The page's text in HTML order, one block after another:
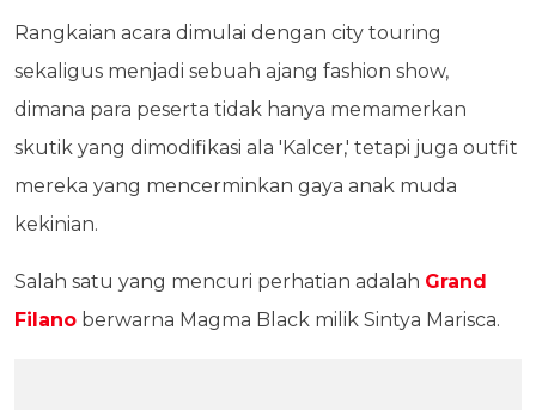
Rangkaian acara dimulai dengan city touring
sekaligus menjadi sebuah ajang fashion show,
dimana para peserta tidak hanya memamerkan
skutik yang dimodifikasi ala 'Kalcer,' tetapi juga outfit
mereka yang mencerminkan gaya anak muda
kekinian.
Salah satu yang mencuri perhatian adalah Grand
Filano berwarna Magma Black milik Sintya Marisca.